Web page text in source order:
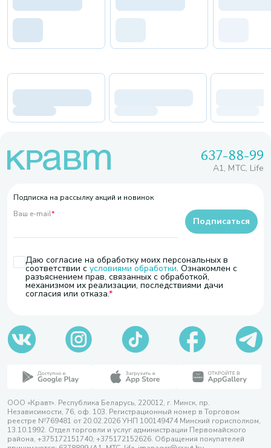
637-88-99
A1, МТС, Life
Подписка на рассылку акций и новинок
Ваш e-mail*
Даю согласие на обработку моих персональных в
соответствии с условиями обработки. Ознакомлен с
разъяснением прав, связанных с обработкой,
механизмом их реализации, последствиями дачи
согласия или отказа.
Подписаться
ООО «Кравт». Республика Беларусь, 220012, г. Минск, пр.
Независимости, 76, оф. 103. Регистрационный номер в Торговом
реестре №769481 от 20.02.2026 УНП 100149474 Минский горисполком,
13.10.1992. Отдел торговли и услуг администрации Первомайского
района, +375172151740; +375172152626. Обращения покупателей